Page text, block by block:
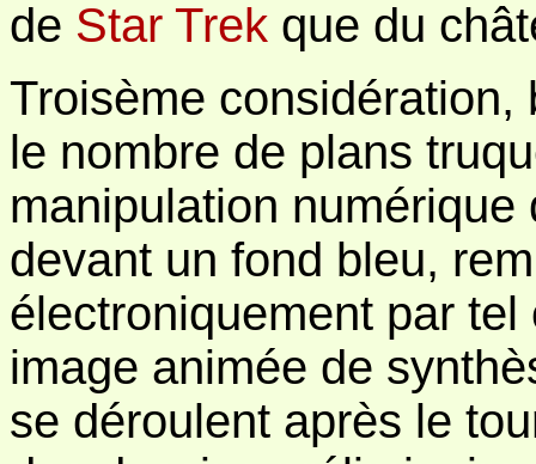
de Star Trek que du
Troisème
le nombre de plans
manipulation
devant un fond bleu,
électroniquement par
image animée de
se déroulent après le